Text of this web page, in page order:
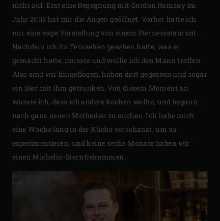
nicht auf. Erst eine Begegnung mit Gordon Ramsay im
Jahr 2005 hat mir die Augen geöffnet. Vorher hatte ich
nur eine vage Vorstellung von einem Sternerestaurant.
Nachdem ich im Fernsehen gesehen hatte, was er
gemacht hatte, musste und wollte ich den Mann treffen.
Also sind wir hingeflogen, haben dort gegessen und sogar
ein Bier mit ihm getrunken. Von diesem Moment an
wusste ich, dass ich anders kochen wollte, und begann,
nach ganz neuen Methoden zu suchen. Ich habe mich
eine Woche lang in der Küche verschanzt, um zu
experimentieren, und keine sechs Monate haben wir
einen Michelin-Stern bekommen.